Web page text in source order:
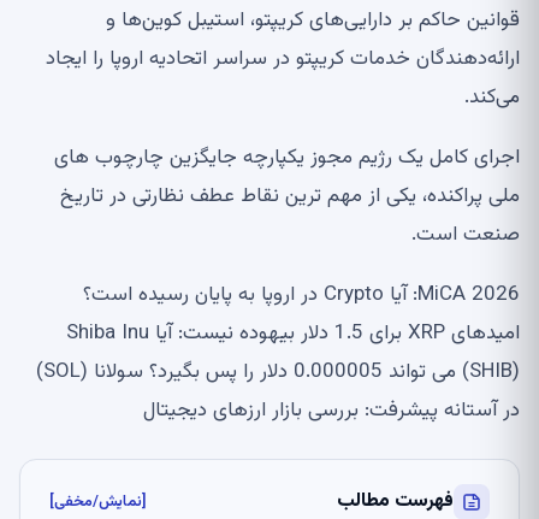
قوانین حاکم بر دارایی‌های کریپتو، استیبل کوین‌ها و
ارائه‌دهندگان خدمات کریپتو در سراسر اتحادیه اروپا را ایجاد
می‌کند.
اجرای کامل یک رژیم مجوز یکپارچه جایگزین چارچوب های
ملی پراکنده، یکی از مهم ترین نقاط عطف نظارتی در تاریخ
صنعت است.
MiCA 2026: آیا Crypto در اروپا به پایان رسیده است؟
امیدهای XRP برای 1.5 دلار بیهوده نیست: آیا Shiba Inu
(SHIB) می تواند 0.000005 دلار را پس بگیرد؟ سولانا (SOL)
در آستانه پیشرفت: بررسی بازار ارزهای دیجیتال
فهرست مطالب [نمایش/مخفی]